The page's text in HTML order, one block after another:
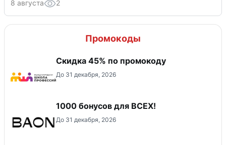
8 августа 2
Промокоды
Скидка 45% по промокоду
До 31 декабря, 2026
1000 бонусов для ВСЕХ!
До 31 декабря, 2026